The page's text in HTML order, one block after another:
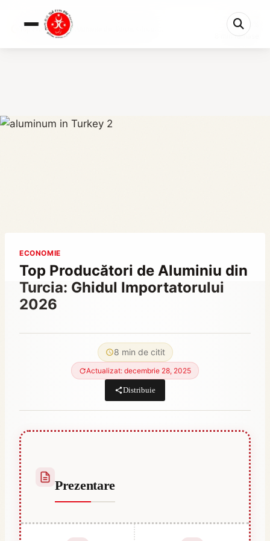
Top Producători de Aluminiu din Turcia: Ghidul ...
8 min rămase
ECONOMIE
Top Producători de Aluminiu din
Turcia: Ghidul Importatorului
2026
8 min de citit
Actualizat: decembrie 28, 2025
Distribuie
Prezentare